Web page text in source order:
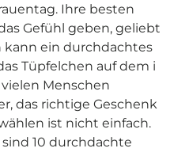
Ihre besten
Gefühl geben, geliebt
kann ein durchdachtes
Tüpfelchen auf dem i
Menschen
das richtige Geschenk
ist nicht einfach.
10 durchdachte